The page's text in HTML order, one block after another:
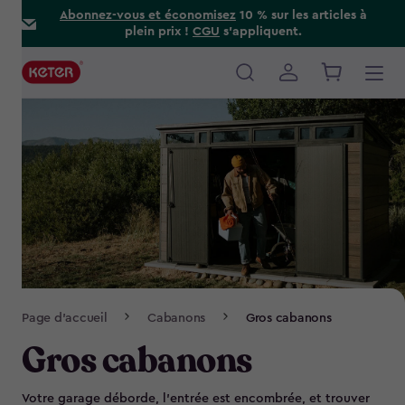
Abonnez-vous et économisez 10 % sur les articles à
plein prix ! CGU s’appliquent.
Main
Navigation
Page d'accueil Cabanons Gros cabanons
Gros cabanons
Votre garage déborde, l’entrée est encombrée, et trouver